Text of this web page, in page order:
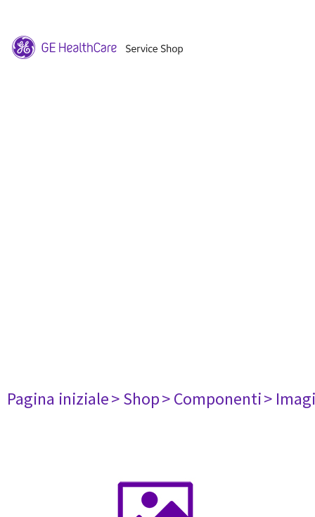
Pagina iniziale> Shop> Componenti>